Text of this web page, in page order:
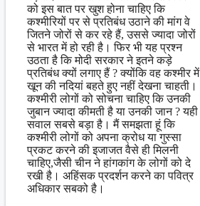
को इस बात पर खुश होना चाहिए कि
कश्मीरियों पर से प्रतिबंध उठाने की मांग वे
जितने जोरों से कर रहे हैं, उससे ज्यादा जोरों
से भारत में हो रही है। फिर भी यह प्रश्न
उठता है कि मोदी सरकार ने इतने कड़े
प्रतिबंध क्यों लगाए हैं ? क्योंकि वह कश्मीर में
खून की नदियां बहते हुए नहीं देखना चाहती।
कश्मीरी लोगों को सोचना चाहिए कि उनकी
जुबान ज्यादा कीमती है या उनकी जान ? यही
सवाल सबसे बड़ा है। मैं समझता हूं कि
कश्मीरी लोगों को अपना क्रोध या गुस्सा
प्रकट करने की इजाजत वैसे ही मिलनी
चाहिए,जैसी चीन ने हांगकांग के लोगों को दे
रखी है। अहिंसक प्रदर्शन करने का पवित्र
अधिकार सबको है।